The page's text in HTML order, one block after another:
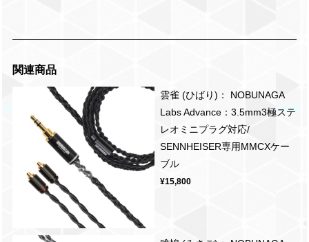
関連商品
雲雀 (ひばり)： NOBUNAGA
Labs Advance：3.5mm3極ステ
レオミニプラグ対応/
SENNHEISER専用MMCXケー
ブル
¥15,800